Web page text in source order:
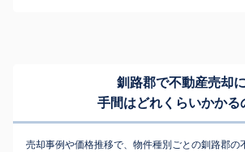
釧路郡で不動産売却に
手間はどれくらいかかる
売却事例や価格推移で、物件種別ごとの釧路郡の